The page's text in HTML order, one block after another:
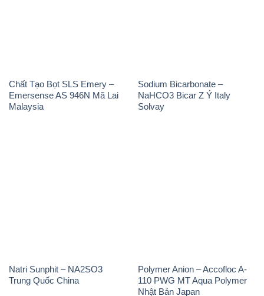
Chất Tạo Bọt SLS Emery –
Emersense AS 946N Mã Lai
Malaysia
Sodium Bicarbonate –
NaHCO3 Bicar Z Ý Italy
Solvay
Natri Sunphit – NA2SO3
Trung Quốc China
Polymer Anion – Accofloc A-
110 PWG MT Aqua Polymer
Nhật Bản Japan